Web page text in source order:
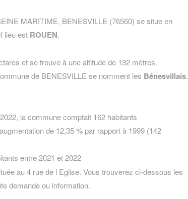
MARITIME, BENESVILLE (76560) se situe en
lieu est ROUEN.
et se trouve à une altitude de 132 mètres.
de BENESVILLE se nomment les Bénesvillais.
la commune comptait 162 habitants
de 12,35 % par rapport à 1999 (142
entre 2021 et 2022
au 4 rue de l Eglise. Vous trouverez ci-dessous les
demande ou information.